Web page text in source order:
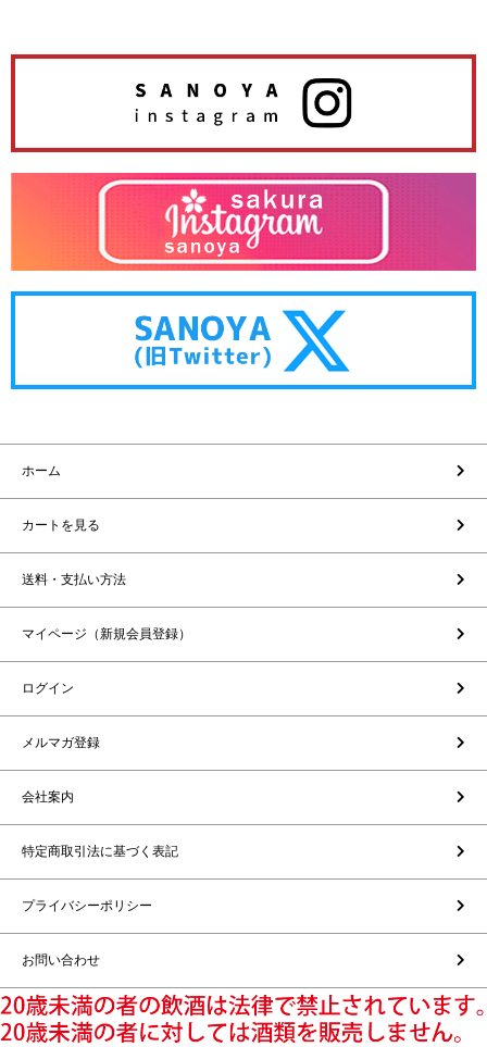
ホーム
カートを見る
送料・支払い方法
マイページ（新規会員登録）
ログイン
メルマガ登録
会社案内
特定商取引法に基づく表記
プライバシーポリシー
お問い合わせ